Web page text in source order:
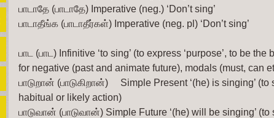
பாடாதே (பாடாதே) Imperative (neg.) ‘Don’t sing’
பாடாதீங்க (பாடாதீர்கள்) Imperative (neg. pl) ‘Don’t sing’
பாட (பாட) Infinitive ‘to sing’ (to express ‘purpose’, to be the
for negative (past and animate future), modals (must, can
பாடுறான் (பாடுகிறான்)     Simple Present ‘(he) is singing’
habitual or likely action)
பாடுவான் (பாடுவான்) Simple Future ‘(he) will be singing’ (to